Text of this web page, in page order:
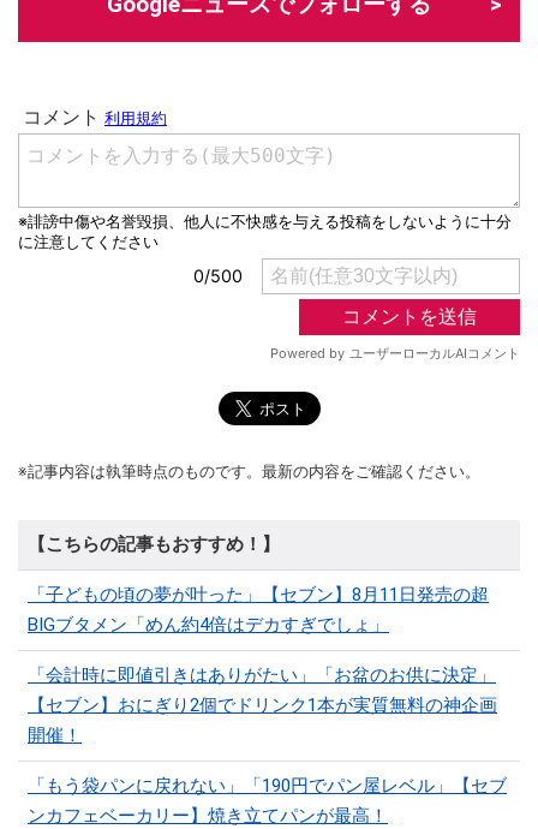
※記事内容は執筆時点のものです。最新の内容をご確認ください。
【こちらの記事もおすすめ！】
「子どもの頃の夢が叶った」【セブン】8月11日発売の超
BIGブタメン「めん約4倍はデカすぎでしょ」
「会計時に即値引きはありがたい」「お盆のお供に決定」
【セブン】おにぎり2個でドリンク1本が実質無料の神企画
開催！
「もう袋パンに戻れない」「190円でパン屋レベル」【セブ
ンカフェベーカリー】焼き立てパンが最高！